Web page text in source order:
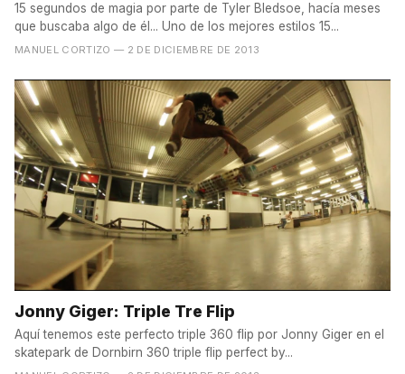
15 segundos de magia por parte de Tyler Bledsoe, hacía meses
que buscaba algo de él... Uno de los mejores estilos 15...
MANUEL CORTIZO — 2 DE DICIEMBRE DE 2013
Jonny Giger: Triple Tre Flip
Aquí tenemos este perfecto triple 360 flip por Jonny Giger en el
skatepark de Dornbirn 360 triple flip perfect by...